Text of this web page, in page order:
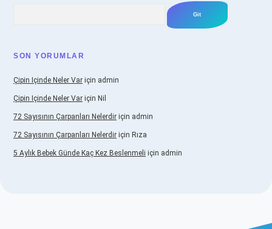
SON YORUMLAR
Çipin Içinde Neler Var için admin
Çipin Içinde Neler Var için Nil
72 Sayısının Çarpanları Nelerdir için admin
72 Sayısının Çarpanları Nelerdir için Rıza
5 Aylık Bebek Günde Kaç Kez Beslenmeli için admin